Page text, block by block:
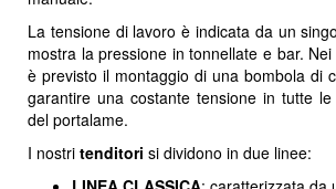
La tensione di lavoro è indicata da un
mostra la pressione in tonnellate e bar.
è previsto il montaggio di una bombola di
garantire una costante tensione in tutte
del portalame.
I nostri tenditori si dividono in due linee: